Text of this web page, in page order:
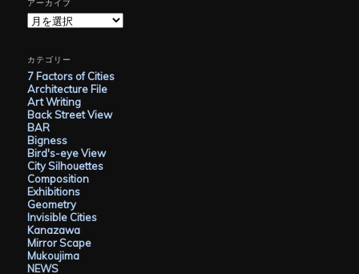
ア
ー
イ
ブ
カテゴリー
7 Factors of Cities
Architecture File
Art Writing
Back Street View
BAR
Bigness
Bird's-eye View
City Silhouettes
Composition
Exhibitions
Geometry
Invisible Cities
Kanazawa
Mirror Scape
Mukoujima
NEWS